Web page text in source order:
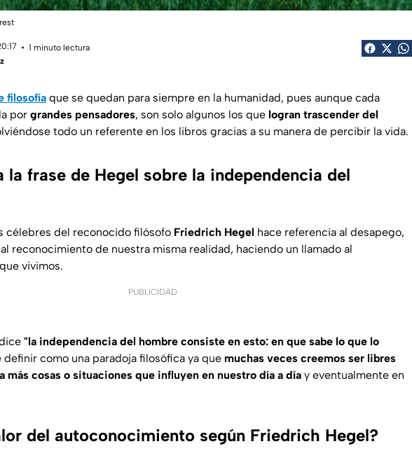
1 minuto lectura
filosofía que se quedan para siempre en la humanidad, pues aunque cada
por grandes pensadores, son solo algunos los que logran trascender del
todo un referente en los libros gracias a su manera de percibir la vida.
la frase de Hegel sobre la independencia del
célebres del reconocido filósofo Friedrich Hegel hace referencia al desapego,
reconocimiento de nuestra misma realidad, haciendo un llamado al
vivimos.
PUBLICIDAD
"la independencia del hombre consiste en esto: en que sabe lo que lo
definir como una paradoja filosófica ya que muchas veces creemos ser libres
más cosas o situaciones que influyen en nuestro día a día y eventualmente en
del autoconocimiento según Friedrich Hegel?